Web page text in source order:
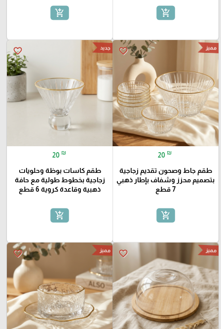
add_shopping_cart
add_shopping_cart
favorite_border مميز
20 ₪
طقم جاط وصحون تقديم زجاجية
بتصميم محزز وشفاف بإطار ذهبي
7 قطع
add_shopping_cart
favorite_border جديد
20 ₪
طقم كاسات بوظة وحلويات
زجاجية بخطوط طولية مع حافة
ذهبية وقاعدة كروية 6 قطع
add_shopping_cart
favorite_border مميز favorite_border مميز